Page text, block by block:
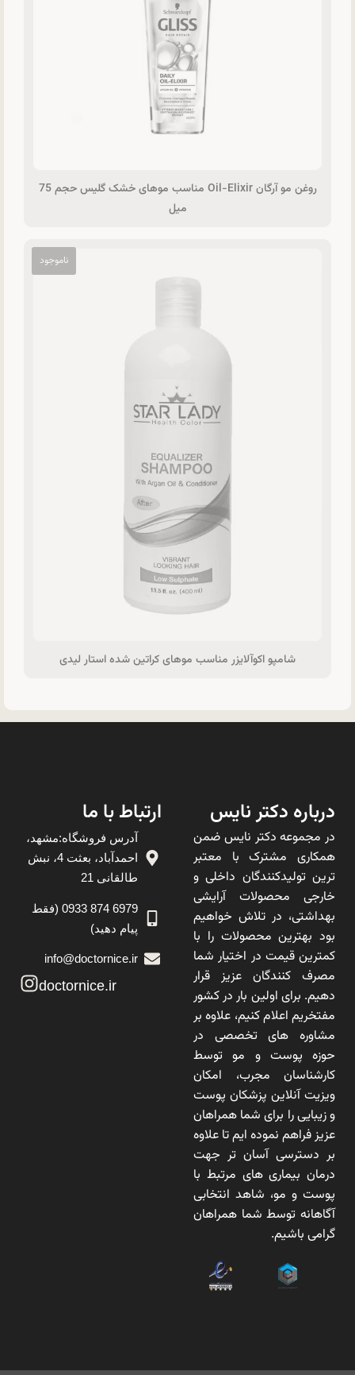
روغن مو آرگان Oil-Elixir مناسب موهای خشک گلیس حجم 75
میل
شامپو اکوآلایزر مناسب موهای کراتین شده استار لیدی
درباره دکتر نایس
در مجموعه دکتر نایس ضمن
همکاری مشترک با معتبر
ترین تولیدکنندگان داخلی و
خارجی محصولات آرایشی
بهداشتی، در تلاش خواهیم
بود بهترین محصولات را با
کمترین قیمت در اختیار شما
مصرف کنندگان عزیز قرار
دهیم. برای اولین بار در کشور
مفتخریم اعلام کنیم، علاوه بر
مشاوره های تخصصی در
حوزه پوست و مو توسط
کارشناسان مجرب، امکان
ویزیت آنلاین پزشکان پوست
و زیبایی را برای شما همراهان
عزیز فراهم نموده ایم تا علاوه
بر دسترسی آسان تر جهت
درمان بیماری های مرتبط با
پوست و مو، شاهد انتخابی
آگاهانه توسط شما همراهان
گرامی باشیم.
ارتباط با ما
آدرس فروشگاه:مشهد،
احمدآباد، بعثت 4، نبش
طالقانی 21
6979 874 0933 (فقط
پیام دهید)
info@doctornice.ir
doctornice.ir